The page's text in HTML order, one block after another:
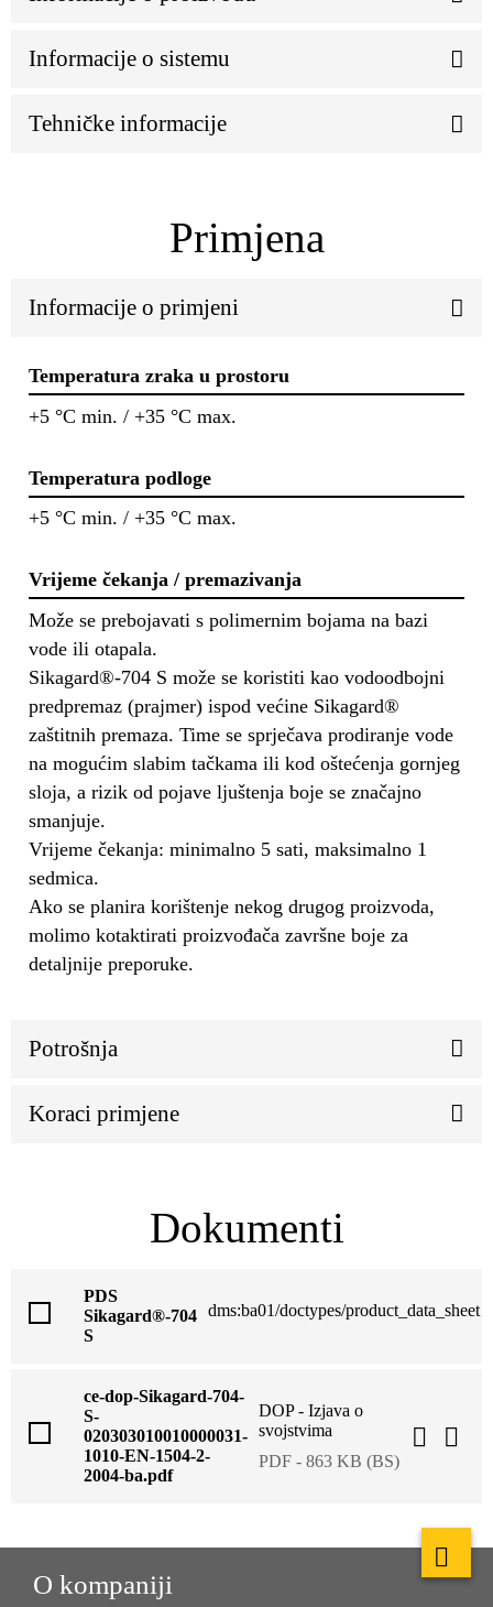
Informacije o sistemu
Tehničke informacije
Primjena
Informacije o primjeni
Temperatura zraka u prostoru
+5 °C min. / +35 °C max.
Temperatura podloge
+5 °C min. / +35 °C max.
Vrijeme čekanja / premazivanja
Može se prebojavati s polimernim bojama na bazi
vode ili otapala.
Sikagard®-704 S može se koristiti kao vodoodbojni
predpremaz (prajmer) ispod većine Sikagard®
zaštitnih premaza. Time se sprječava prodiranje vode
na mogućim slabim tačkama ili kod oštećenja gornjeg
sloja, a rizik od pojave ljuštenja boje se značajno
smanjuje.
Vrijeme čekanja: minimalno 5 sati, maksimalno 1
sedmica.
Ako se planira korištenje nekog drugog proizvoda,
molimo kotaktirati proizvođača završne boje za
detaljnije preporuke.
Potrošnja
Koraci primjene
Dokumenti
PDS
Sikagard®-704
S
dms:ba01/doctypes/product_data_sheet
ce-dop-Sikagard-704-
S-
020303010010000031-
1010-EN-1504-2-
2004-ba.pdf
DOP - Izjava o
svojstvima
PDF - 863 KB (BS)
O kompaniji